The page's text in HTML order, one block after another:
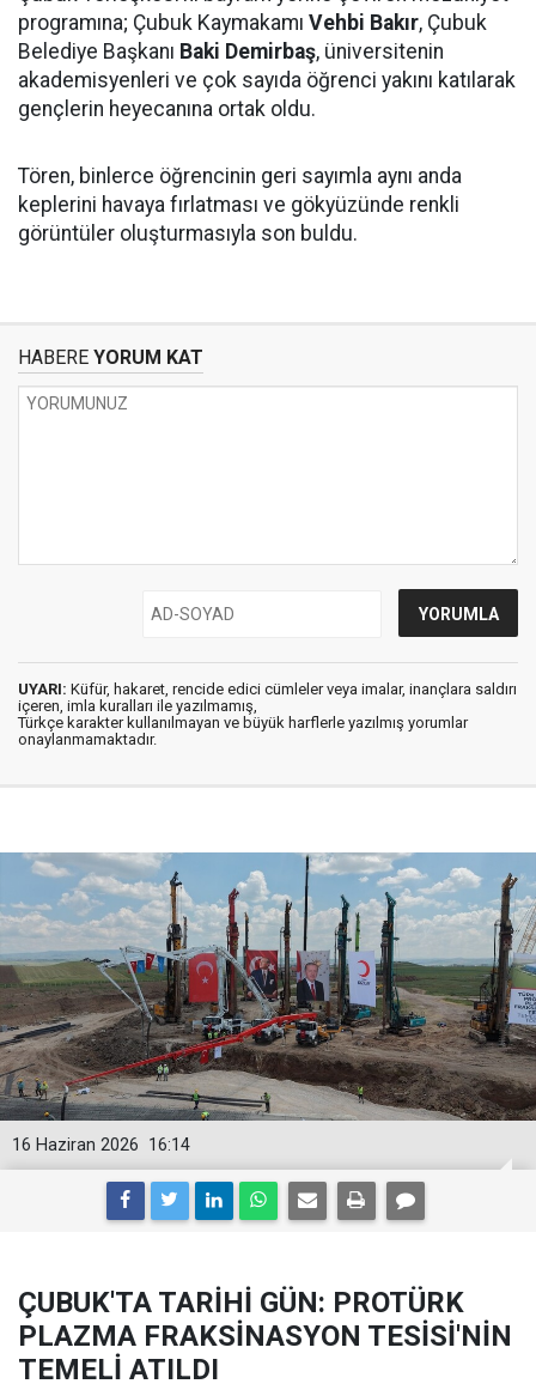
programına; Çubuk Kaymakamı Vehbi Bakır, Çubuk
Belediye Başkanı Baki Demirbaş, üniversitenin
akademisyenleri ve çok sayıda öğrenci yakını katılarak
gençlerin heyecanına ortak oldu.
Tören, binlerce öğrencinin geri sayımla aynı anda
keplerini havaya fırlatması ve gökyüzünde renkli
görüntüler oluşturmasıyla son buldu.
HABERE YORUM KAT
UYARI: Küfür, hakaret, rencide edici cümleler veya imalar, inançlara saldırı
içeren, imla kuralları ile yazılmamış,
Türkçe karakter kullanılmayan ve büyük harflerle yazılmış yorumlar
onaylanmamaktadır.
16:14
16 Haziran 2026
ÇUBUK'TA TARİHİ GÜN: PROTÜRK
PLAZMA FRAKSİNASYON TESİSİ'NİN
TEMELİ ATILDI